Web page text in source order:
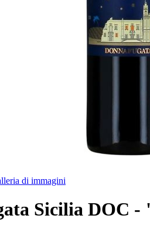
di immagini
Sicilia DOC